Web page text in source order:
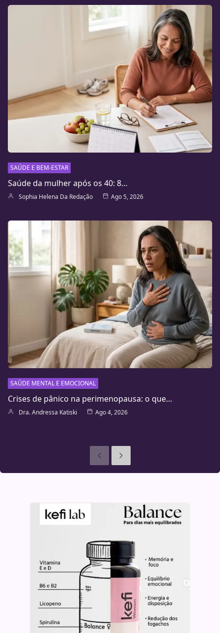
SAÚDE E BEM-ESTAR
Saúde da mulher após os 40: 8…
Sophia Helena Da Redação Ago 5, 2026
SAÚDE MENTAL E EMOCIONAL
Crises de pânico na perimenopausa: o que…
Dra. Andressa Katiski Ago 4, 2026
AnterioresSeguinte